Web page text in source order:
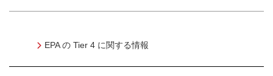
EPA の Tier 4 に関する情報